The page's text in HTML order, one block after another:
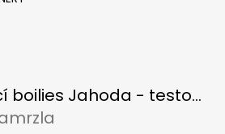
Chytací boilies Jahoda - testovací balení
produktu je 4 z 5 hvězdiček.